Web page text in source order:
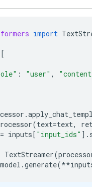
import
[
: "user" ,
.
(text=text,
= inputs[ "input_ids" ] .
TextStreamer(
model .generate(**